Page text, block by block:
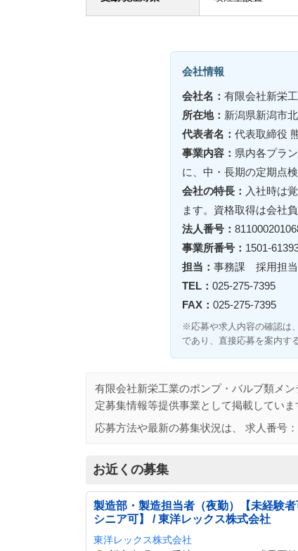
会社情報
会社名： 有限会社新栄
所在地： 新潟県新潟市
代表者名： 代表取締役
事業内容： 県内各プラ
に、中・長期の定期点検
会社の特長： 入社時は
ます。資格取得は会社
法人番号：
事業所番号： 1501-
担当： 事務課 採用担当
TEL： 025-275-7395
FAX： 025-275-7395
※応募や求人内容の確認は
であり、直接応募を案内す
有限会社新栄工業のポンプ・バルブ類メ
定募集情報等提供事業として掲載していま
応募方法や最新の募集状況は、 求人番号：
お近くの募集
製造部・製造担当者（夜勤）【未経験者
シニア可】 / 東洋レックス株式会社
東洋レックス株式会社